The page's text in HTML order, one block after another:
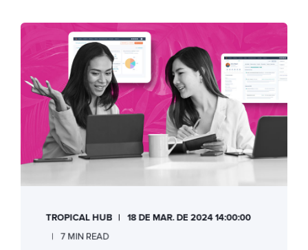
TROPICAL HUB
18 DE MAR. DE 2024 14:00:00
7 MIN READ